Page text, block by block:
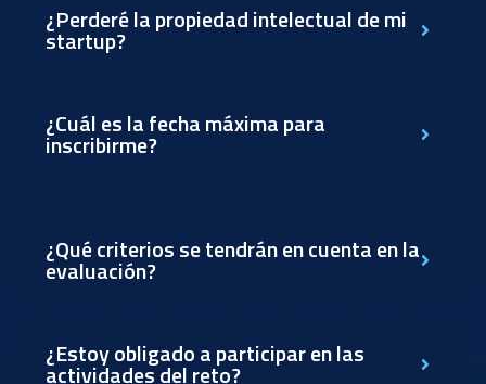
¿Perderé la propiedad intelectual de mi
startup?
¿Cuál es la fecha máxima para
inscribirme?
¿Qué criterios se tendrán en cuenta en la
evaluación?
¿Estoy obligado a participar en las
actividades del reto?